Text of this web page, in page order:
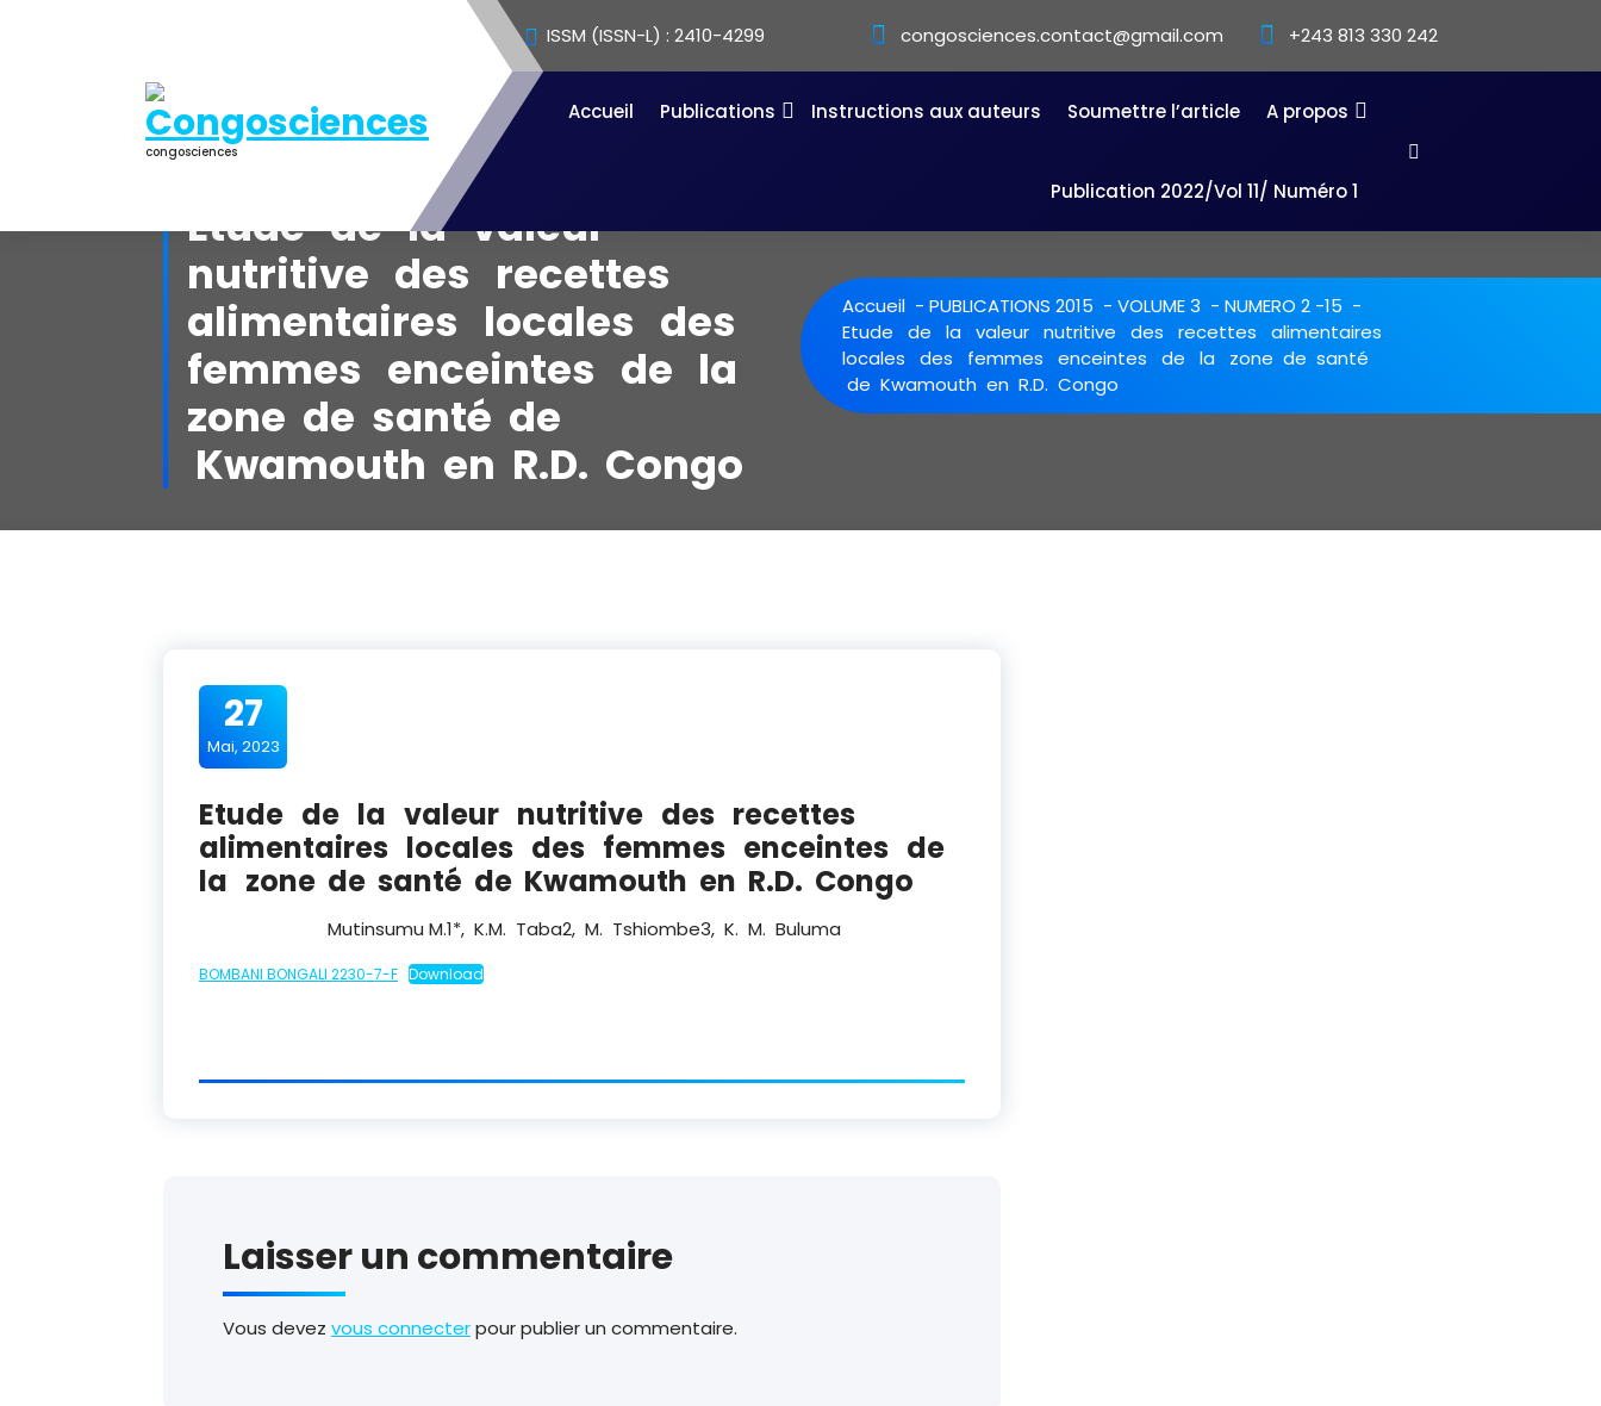
ISSM (ISSN-L) : 2410-4299 congosciences.contact@gmail.com +243 813 330 242
congosciences
Accueil Publications Instructions aux auteurs Soumettre l’article A propos
Publication 2022/Vol 11/ Numéro 1
Etude de la valeur
nutritive des recettes
alimentaires locales des
femmes enceintes de la
zone de santé de
Kwamouth en R.D. Congo
Accueil - PUBLICATIONS 2015 - VOLUME 3 - NUMERO 2 -15 -
Etude de la valeur nutritive des recettes alimentaires
locales des femmes enceintes de la zone de santé
de Kwamouth en R.D. Congo
27
Mai, 2023
Etude de la valeur nutritive des recettes
alimentaires locales des femmes enceintes de
la zone de santé de Kwamouth en R.D. Congo
Mutinsumu M.1*, K.M. Taba2, M. Tshiombe3, K. M. Buluma
BOMBANI BONGALI 2230-7-F Download
Laisser un commentaire
Vous devez vous connecterpour publier un commentaire.